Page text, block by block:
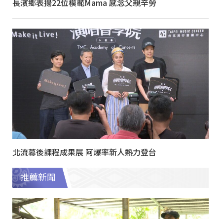
長濱鄉表揚22位模範Mama 感念父親辛勞
北流幕後課程成果展 阿爆率新人熱力登台
推薦新聞